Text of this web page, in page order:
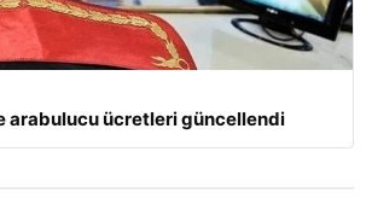
arabulucu ücretleri güncellendi